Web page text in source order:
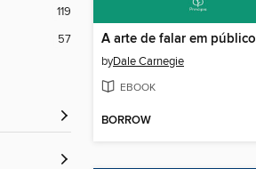
119
57 A arte de falar em público
byDale Carnegie
EBOOK
BORROW